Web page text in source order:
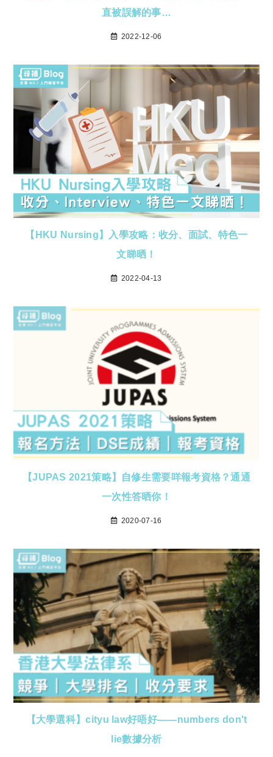
直被誤解的事…
2022-12-06
【HKU Nursing】入學攻略：收分、面試、特色一
文睇晒！
2022-04-13
【JUPAS 2021策略】自修生需要咩報考資格？通通
一次性答晒你！
2020-07-16
【大學選科】cityu law好唔好——numbers don't
lie數據分析